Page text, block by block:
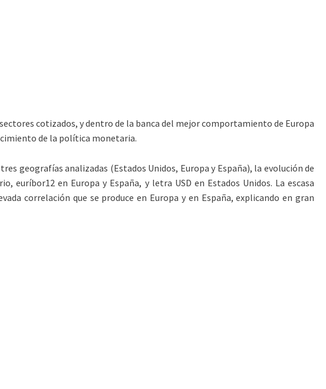
cotizados, y dentro de la banca del mejor comportamiento de Europa
de la política monetaria.
geografías analizadas (Estados Unidos, Europa y España), la evolución de
en Europa y España, y letra USD en Estados Unidos. La escasa
correlación que se produce en Europa y en España, explicando en gran